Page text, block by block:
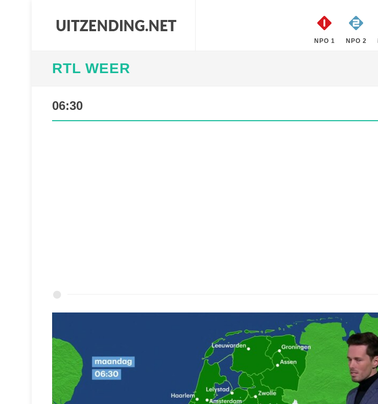
NPO 1 NPO 2
RTL WEER
06:30